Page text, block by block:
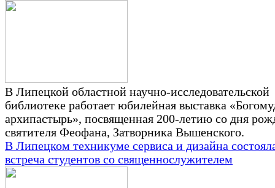
В Липецкой областной научно-исследовательской
библиотеке работает юбилейная выставка
архипастырь», посвященная 200-летию со дня
святителя Феофана, Затворника Вышенского.
В Липецком техникуме сервиса и дизайна
встреча студентов со священнослужителем